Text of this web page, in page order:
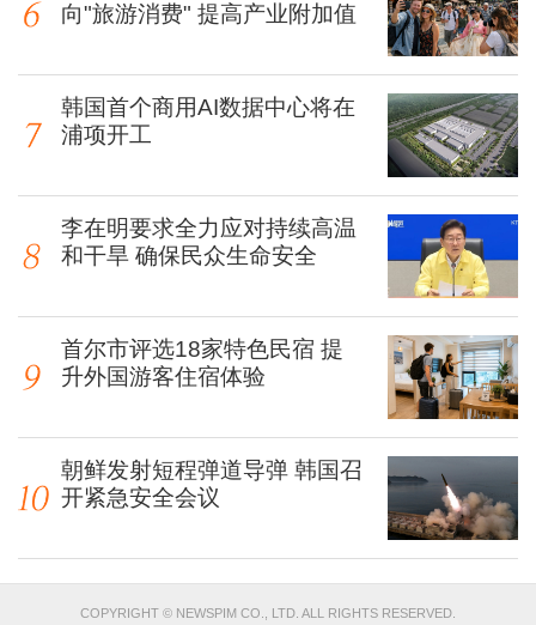
向"旅游消费" 提高产业附加值
韩国首个商用AI数据中心将在
浦项开工
李在明要求全力应对持续高温
和干旱 确保民众生命安全
首尔市评选18家特色民宿 提
升外国游客住宿体验
朝鲜发射短程弹道导弹 韩国召
开紧急安全会议
COPYRIGHT © NEWSPIM CO., LTD. ALL RIGHTS RESERVED.